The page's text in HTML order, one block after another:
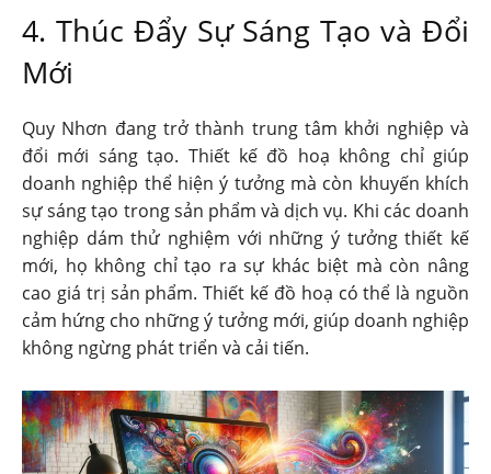
4. Thúc Đẩy Sự Sáng Tạo và Đổi
Mới
Quy Nhơn đang trở thành trung tâm khởi nghiệp và
đổi mới sáng tạo. Thiết kế đồ hoạ không chỉ giúp
doanh nghiệp thể hiện ý tưởng mà còn khuyến khích
sự sáng tạo trong sản phẩm và dịch vụ. Khi các doanh
nghiệp dám thử nghiệm với những ý tưởng thiết kế
mới, họ không chỉ tạo ra sự khác biệt mà còn nâng
cao giá trị sản phẩm. Thiết kế đồ hoạ có thể là nguồn
cảm hứng cho những ý tưởng mới, giúp doanh nghiệp
không ngừng phát triển và cải tiến.